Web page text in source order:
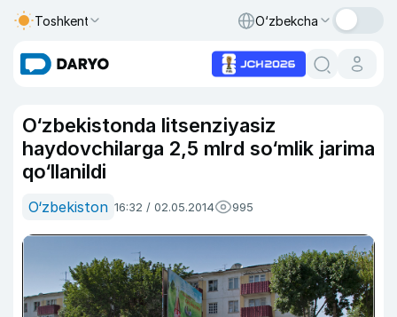
Toshkent O‘zbekcha
O‘zbekistonda litsenziyasiz
haydovchilarga 2,5 mlrd so‘mlik jarima
qo‘llanildi
O‘zbekiston 16:32 / 02.05.2014 995